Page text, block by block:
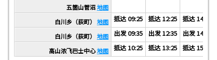
五箇山菅沼地图
白川乡（荻町） 地图 抵达 09:25 抵达 12:25 抵达 14:35
白川乡（荻町） 地图 出发 09:35 出发 12:35 出发 14:45
高山浓飞巴士中心地图 抵达 10:25 抵达 13:25 抵达 15:35